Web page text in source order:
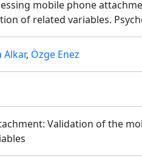
mobile phone
of related variables.
Alkar, Özge Enez
Validation of the